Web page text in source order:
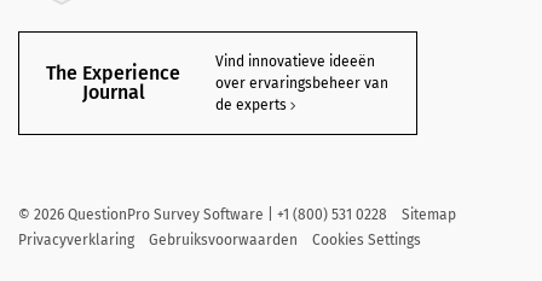
The Experience
Journal
Vind innovatieve ideeën
over ervaringsbeheer van
de experts
© 2026 QuestionPro Survey Software | +1 (800) 531 0228
Sitemap
Privacyverklaring
Gebruiksvoorwaarden Cookies Settings